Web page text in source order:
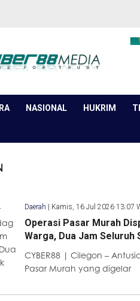
NASIONAL HUKRIM
Daerah Kamis, 16 Jul 2026 13:07
Operasi Pasar Murah
Warga, Dua Jam Seluruh
CYBER88 | Cilegon –
Pasar Murah yang digelar